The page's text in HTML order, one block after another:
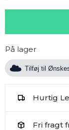
På lager
Tilføj til
Hurtig
Fri fragt